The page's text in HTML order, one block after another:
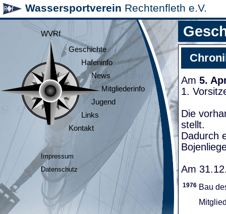
Wassersportverein Rechtenfleth e.V.
WVRf
Geschichte
Hafeninfo
News
Mitgliederinfo
Jugend
Links
Kontakt
Impressum
Datenschutz
Am 5.
1.
Die
stellt.
Dadurch
Am
1976 Bau